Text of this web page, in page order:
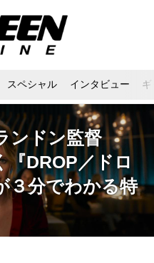
スペシャル インタビュー
ンドン監督
『DROP／ドロ
３分でわかる特